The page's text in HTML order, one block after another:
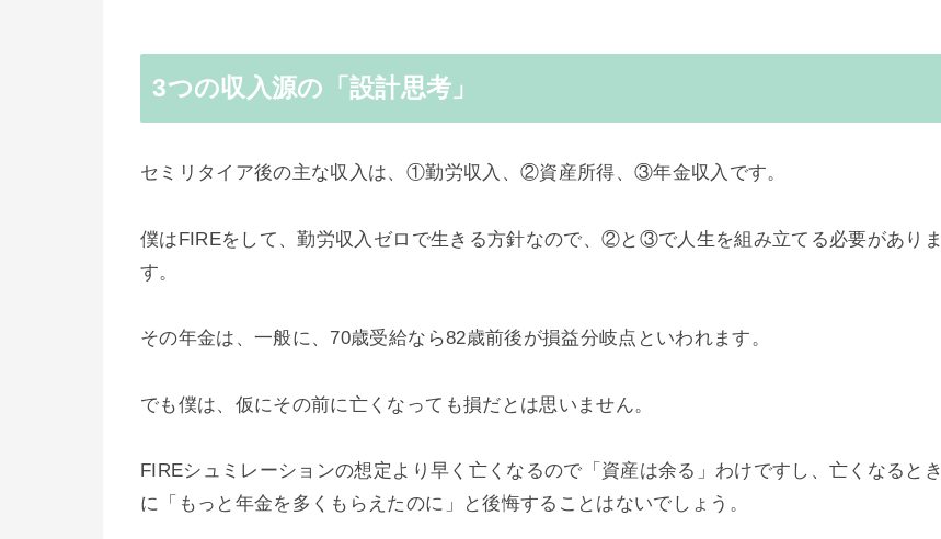
3つの収入源の「設計思考」
セミリタイア後の主な収入は、①勤労収入、②資産所得、③年金収入です。
僕はFIREをして、勤労収入ゼロで生きる方針なので、②と③で人生を組み立てる必要がありま
す。
その年金は、一般に、70歳受給なら82歳前後が損益分岐点といわれます。
でも僕は、仮にその前に亡くなっても損だとは思いません。
FIREシュミレーションの想定より早く亡くなるので「資産は余る」わけですし、亡くなるとき
に「もっと年金を多くもらえたのに」と後悔することはないでしょう。